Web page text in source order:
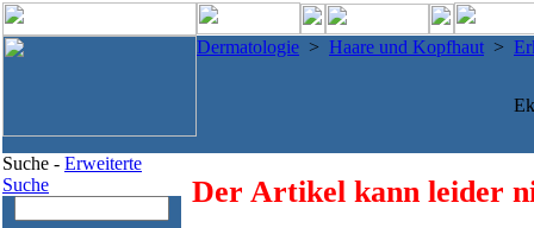
Dermatologie > Haare und Kopfhaut >
Suche - Erweiterte
Suche
Der Artikel kann leider